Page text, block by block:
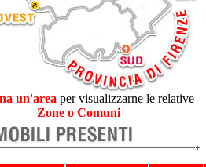
un'area per visualizzarne le relative
Zone o Comuni